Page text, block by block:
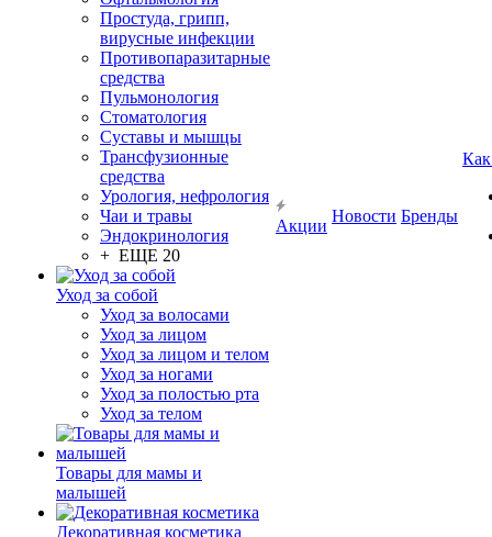
Простуда, грипп,
вирусные инфекции
Противопаразитарные
средства
Пульмонология
Стоматология
Суставы и мышцы
Трансфузионные
средства
Урология, нефрология
Чаи и травы
Эндокринология
+ ЕЩЕ 20
Уход за собой
Уход за волосами
Уход за лицом
Уход за лицом и телом
Уход за ногами
Уход за полостью рта
Уход за телом
Товары для мамы и
малышей
Декоративная косметика
Акции
Новости Бренды